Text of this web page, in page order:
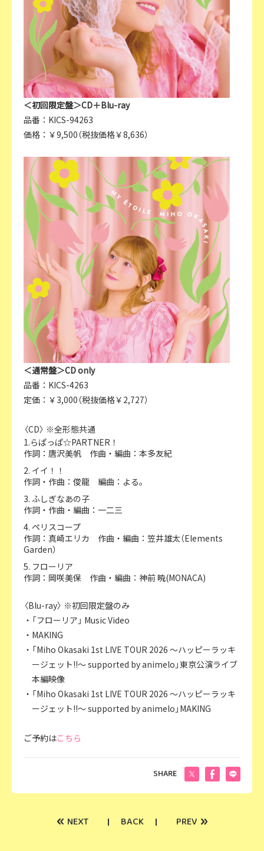
＜初回限定盤＞CD＋Blu-ray
品番：KICS-94263
価格：￥9,500（税抜価格￥8,636）
＜通常盤＞CD only
品番：KICS-4263
定価：￥3,000（税抜価格￥2,727）
〈CD〉 ※全形態共通
1.らぱっぱ☆PARTNER！
作詞：唐沢美帆 作曲・編曲：本多友紀
2. イイ！！
作詞・作曲：俊龍 編曲：よる。
3. ふしぎなあの子
作詞・作曲・編曲：一二三
4. ペリスコープ
作詞：真崎エリカ 作曲・編曲：笠井雄太（Elements
Garden）
5. フローリア
作詞：岡咲美保 作曲・編曲：神前 暁(MONACA)
〈Blu-ray〉 ※初回限定盤のみ
・「フローリア」 Music Video
・MAKING
・「Miho Okasaki 1st LIVE TOUR 2026 ～ハッピーラッキ
ージェット!!～ supported by animelo」東京公演ライブ
本編映像
・「Miho Okasaki 1st LIVE TOUR 2026 ～ハッピーラッキ
ージェット!!～ supported by animelo」MAKING
ご予約はこちら
SHARE
« NEXT BACK PREV »